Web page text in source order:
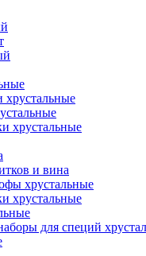
хрустальные
и вина
хрустальные
хрустальные
для специй